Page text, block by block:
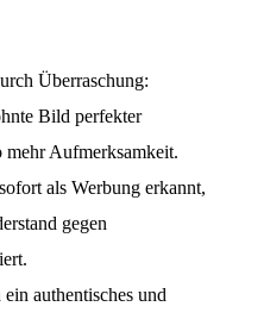
Überraschung:
Bild perfekter
mehr Aufmerksamkeit.
als Werbung erkannt,
gegen
authentisches und